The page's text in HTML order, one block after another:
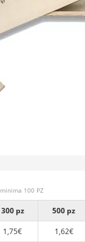
100 PZ
300 pz 500 pz
1,75€ 1,62€